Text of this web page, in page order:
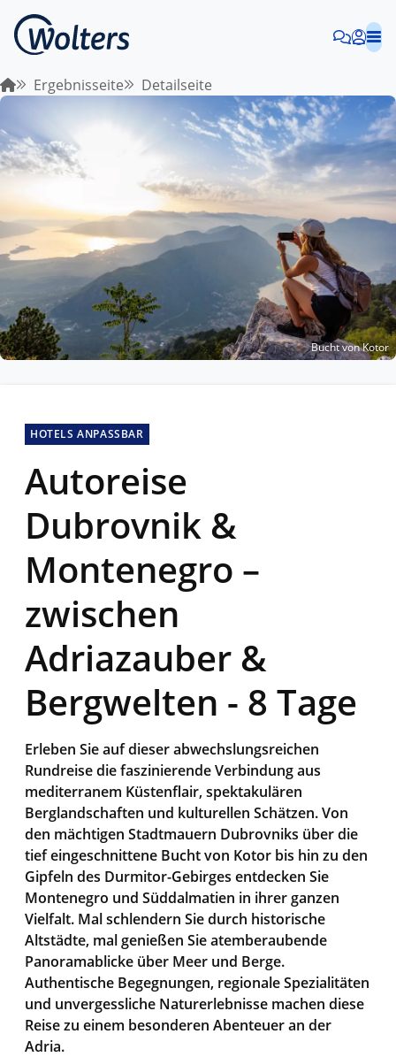
Ergebnisseite Detailseite
Bucht von Kotor
HOTELS ANPASSBAR
Autoreise
Dubrovnik &
Montenegro –
zwischen
Adriazauber &
Bergwelten - 8 Tage
Erleben Sie auf dieser abwechslungsreichen
Rundreise die faszinierende Verbindung aus
mediterranem Küstenflair, spektakulären
Berglandschaften und kulturellen Schätzen. Von
den mächtigen Stadtmauern Dubrovniks über die
tief eingeschnittene Bucht von Kotor bis hin zu den
Gipfeln des Durmitor-Gebirges entdecken Sie
Montenegro und Süddalmatien in ihrer ganzen
Vielfalt. Mal schlendern Sie durch historische
Altstädte, mal genießen Sie atemberaubende
Panoramablicke über Meer und Berge.
Authentische Begegnungen, regionale Spezialitäten
und unvergessliche Naturerlebnisse machen diese
Reise zu einem besonderen Abenteuer an der
Adria.